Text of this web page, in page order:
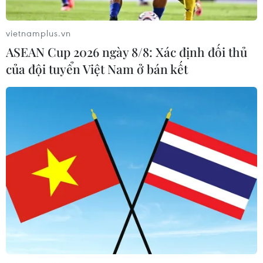
10-15% mỗi năm. Hầu hết xe máy tại thành phố
khí thải mức EURO 2, mức tiêu chuẩn khá thấp,
có thể gây ô nhiễm môi trường nặng nề.
(Vietnam+)
vietnamplus.vn
ASEAN Cup 2026 ngày 8/8: Xác định đối thủ
của đội tuyển Việt Nam ở bán kết